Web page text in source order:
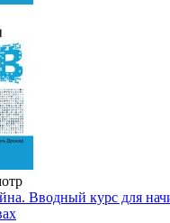
Вводный курс для